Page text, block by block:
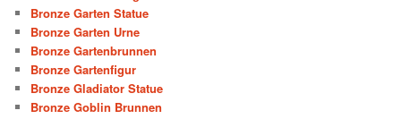
Bronze Garten Statue
Bronze Garten Urne
Bronze Gartenbrunnen
Bronze Gartenfigur
Bronze Gladiator Statue
Bronze Goblin Brunnen